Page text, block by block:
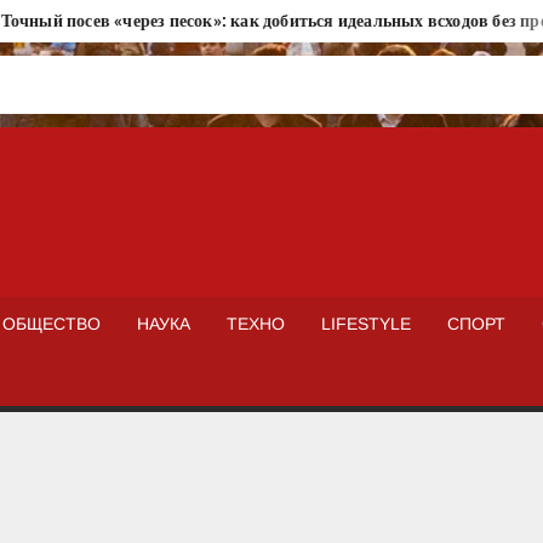
«через песок»: как добиться идеальных всходов без
ОБЩЕСТВО НАУКА ТЕХНО LIFESTYLE СПОРТ